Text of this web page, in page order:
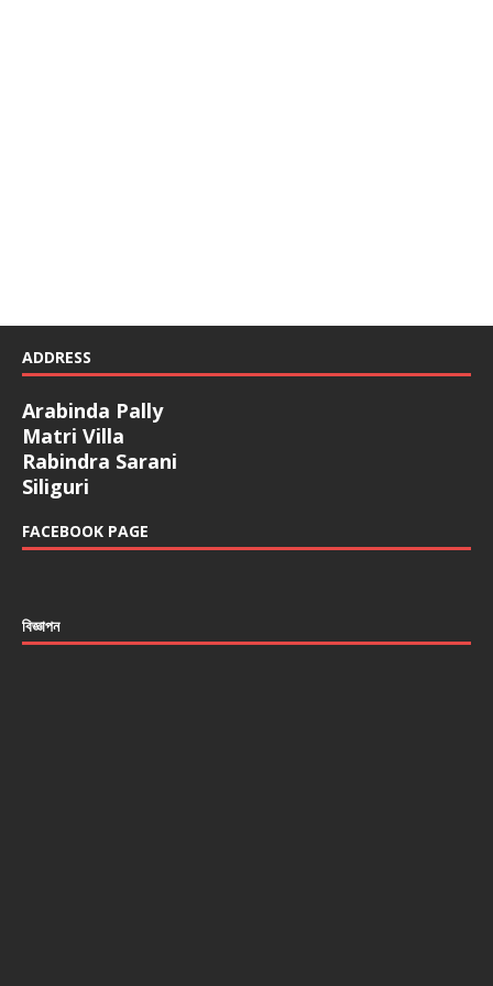
ADDRESS
Arabinda Pally
Matri Villa
Rabindra Sarani
Siliguri
FACEBOOK PAGE
বিজ্ঞাপন